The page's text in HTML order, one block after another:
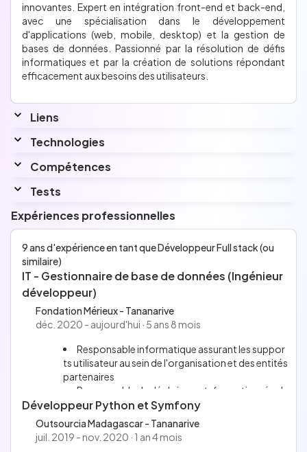
Expériences professionnelles
9 ans d'expérience en tant que Développeur Full stack (ou
similaire)
IT - Gestionnaire de base de données (Ingénieur
développeur)
Fondation Mérieux - Tananarive
déc. 2020 - aujourd'hui · 5 ans 8 mois
Responsable informatique assurant les suppor
ts utilisateur au sein de l'organisation et des entités
partenaires
Responsable de déploiement, formation, évol
ution, développement et suivi du logiciel de gestio
n de laboratoire LabBook (https://www.lab-boo
k.org/)
Développeur et administrateur de base de don
Développeur Python et Symfony
Outsourcia Madagascar - Tananarive
juil. 2019 - nov. 2020 · 1 an 4 mois
innovantes. Expert en intégration front-end et back-end,
avec une spécialisation dans le développement
d'applications (web, mobile, desktop) et la gestion de
bases de données. Passionné par la résolution de défis
informatiques et par la création de solutions répondant
efficacement aux besoins des utilisateurs.
Liens
Aucune information n'a été renseignée pour
Technologies
Compétences
Angular JS, Vue JS, Flutter, Docker
Anglais
Tests
Aucune information n'a été renseignée pour